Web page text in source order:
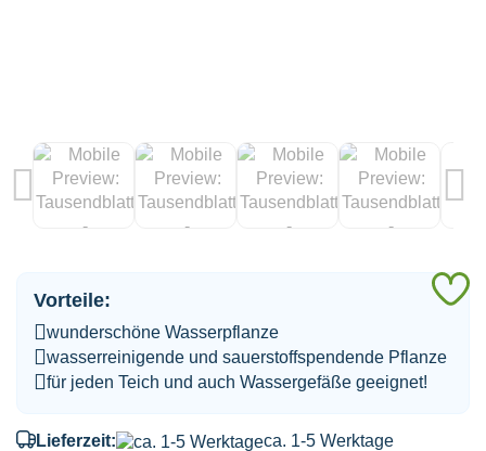
Vorteile:
wunderschöne Wasserpflanze
wasserreinigende und sauerstoffspendende Pflanze
für jeden Teich und auch Wassergefäße geeignet!
Lieferzeit:
ca. 1-5 Werktage